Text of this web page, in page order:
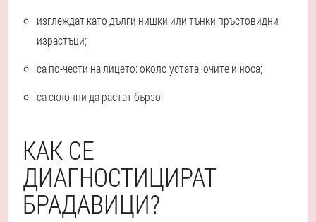
изглеждат като дълги нишки или тънки пръстовидни
израстъци;
са по-чести на лицето: около устата, очите и носа;
са склонни да растат бързо.
КАК СЕ
ДИАГНОСТИЦИРАТ
БРАДАВИЦИ?